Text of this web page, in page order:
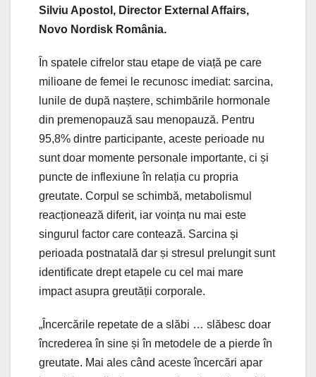
Silviu Apostol, Director External Affairs,
Novo Nordisk România.
În spatele cifrelor stau etape de viață pe care
milioane de femei le recunosc imediat: sarcina,
lunile de după naștere, schimbările hormonale
din premenopauză sau menopauză. Pentru
95,8% dintre participante, aceste perioade nu
sunt doar momente personale importante, ci și
puncte de inflexiune în relația cu propria
greutate. Corpul se schimbă, metabolismul
reacționează diferit, iar voința nu mai este
singurul factor care contează. Sarcina și
perioada postnatală dar și stresul prelungit sunt
identificate drept etapele cu cel mai mare
impact asupra greutății corporale.
„Încercările repetate de a slăbi … slăbesc doar
încrederea în sine și în metodele de a pierde în
greutate. Mai ales când aceste încercări apar